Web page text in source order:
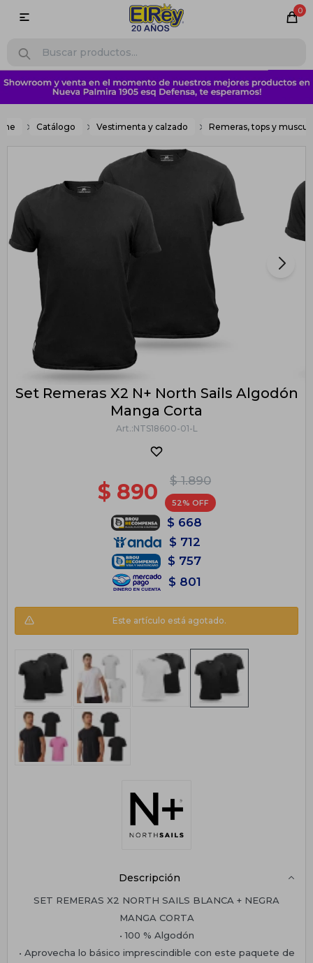
0

Catálogo Vestimenta y calzado Remeras, tops y
Set Remeras X2 N+ North Sails Algodón
Manga Corta
NTS18600-01-L
$ 1.890
$ 890 52
$ 668
$ 712
$ 757
$ 801
Este artículo está agotado.
Descripción
SET REMERAS X2 NORTH SAILS BLANCA + NEGRA
MANGA CORTA
• 100 % Algodón
• Aprovecha lo básico imprescindible con este paquete de